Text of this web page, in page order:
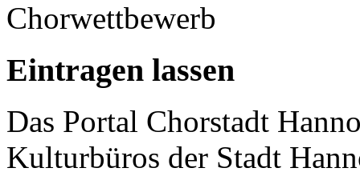
Chorwettbewerb
Eintragen lassen
Das Portal Chorstadt
Kulturbüros der Stadt